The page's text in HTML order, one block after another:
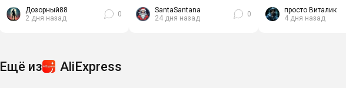
заряжается быстро, часа за
3-4...
Дозорный88
2 дня назад
0
подпитать на 55% всего...
SantaSantana
24 дня назад
0
плоский корпус
просто Виталик
4 дня назад
Ещё из AliExpress